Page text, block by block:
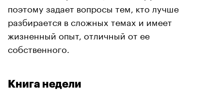
поэтому задает вопросы тем, кто лучше
разбирается в сложных темах и имеет
жизненный опыт, отличный от ее
собственного.
Книга недели